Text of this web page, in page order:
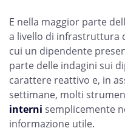
E nella maggior parte
a livello di infrastruttura
cui un dipendente
parte delle indagini sui
carattere reattivo e, in
settimane, molti
interni semplicemente
informazione utile.